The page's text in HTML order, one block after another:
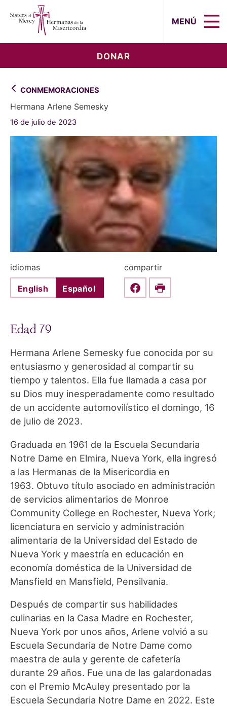
MENÚ
DONAR
CONMEMORACIONES
Hermana Arlene Semesky
16 de julio de 2023
idiomas
English Español
compartir
Share this on Facebook
Print
Edad 79
Hermana Arlene Semesky fue conocida por su
entusiasmo y generosidad al compartir su
tiempo y talentos. Ella fue llamada a casa por
su Dios muy inesperadamente como resultado
de un accidente automovilístico el domingo, 16
de julio de 2023.
Graduada en 1961 de la Escuela Secundaria
Notre Dame en Elmira, Nueva York, ella ingresó
a las Hermanas de la Misericordia en
1963. Obtuvo título asociado en administración
de servicios alimentarios de Monroe
Community College en Rochester, Nueva York;
licenciatura en servicio y administración
alimentaria de la Universidad del Estado de
Nueva York y maestría en educación en
economía doméstica de la Universidad de
Mansfield en Mansfield, Pensilvania.
Después de compartir sus habilidades
culinarias en la Casa Madre en Rochester,
Nueva York por unos años, Arlene volvió a su
Escuela Secundaria de Notre Dame como
maestra de aula y gerente de cafetería
durante 29 años. Fue una de las galardonadas
con el Premio McAuley presentado por la
Escuela Secundaria Notre Dame en 2022. Este